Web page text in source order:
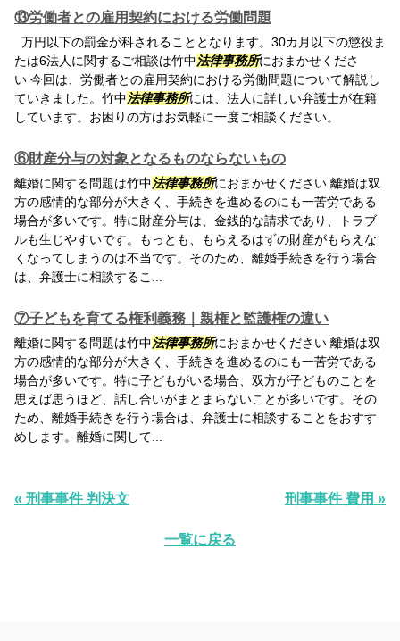
⑬労働者との雇用契約における労働問題
万円以下の罰金が科されることとなります。30カ月以下の懲役ま
たは6法人に関するご相談は竹中法律事務所におまかせくださ
い 今回は、労働者との雇用契約における労働問題について解説し
ていきました。竹中法律事務所には、法人に詳しい弁護士が在籍
しています。お困りの方はお気軽に一度ご相談ください。
⑥財産分与の対象となるものならないもの
離婚に関する問題は竹中法律事務所におまかせください 離婚は双
方の感情的な部分が大きく、手続きを進めるのにも一苦労である
場合が多いです。特に財産分与は、金銭的な請求であり、トラブ
ルも生じやすいです。もっとも、もらえるはずの財産がもらえな
くなってしまうのは不当です。そのため、離婚手続きを行う場合
は、弁護士に相談するこ...
⑦子どもを育てる権利義務｜親権と監護権の違い
離婚に関する問題は竹中法律事務所におまかせください 離婚は双
方の感情的な部分が大きく、手続きを進めるのにも一苦労である
場合が多いです。特に子どもがいる場合、双方が子どものことを
思えば思うほど、話し合いがまとまらないことが多いです。その
ため、離婚手続きを行う場合は、弁護士に相談することをおすす
めします。離婚に関して...
« 刑事事件 判決文 刑事事件 費用 »
一覧に戻る